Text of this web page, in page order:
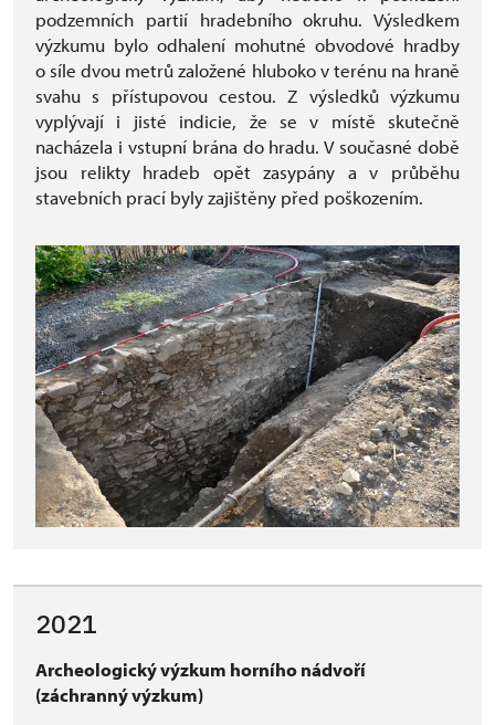
podzemních partií hradebního okruhu. Výsledkem
výzkumu bylo odhalení mohutné obvodové hradby
o síle dvou metrů založené hluboko v terénu na hraně
svahu s přístupovou cestou. Z výsledků výzkumu
vyplývají i jisté indicie, že se v místě skutečně
nacházela i vstupní brána do hradu. V současné době
jsou relikty hradeb opět zasypány a v průběhu
stavebních prací byly zajištěny před poškozením.
2021
Archeologický výzkum horního nádvoří
(záchranný výzkum)